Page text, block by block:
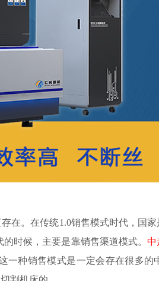
在。在传统 1.0销售模式时代，国
时候，主要是靠销售渠道模式。
种销售模式是一定会存在很多的